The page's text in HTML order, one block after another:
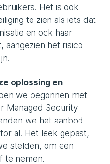
Het is ook
te zien als iets dat
en ook haar
aangezien het risico
oplossing en
we begonnen met
Managed Security
we het aanbod
al. Het leek gepast,
stelden, om een
te nemen.